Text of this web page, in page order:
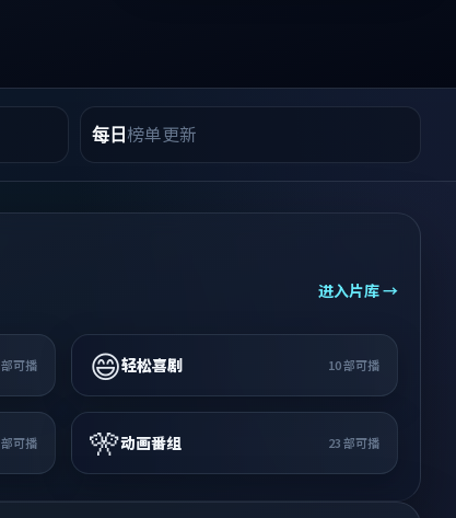
每日榜单更新
进入片库 →
部可播 😄轻松喜剧 10部可播
部可播 🎌动画番组 23部可播